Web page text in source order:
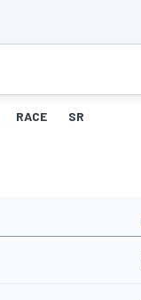
RACE SR